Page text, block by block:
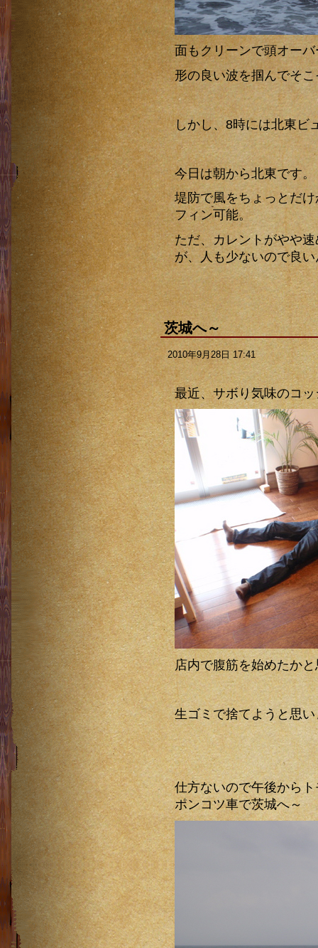
面もクリーンで頭オー
形の良い波を掴んでそ
しかし、8時には北東ビ
今日は朝から北東です。
堤防で風をちょっとだ
フィン可能。
ただ、カレントがやや
が、人も少ないので良
茨城へ～
2010年9月28日 17:41
最近、サボり気味のコ
店内で腹筋を始めたか
生ゴミで捨てようと思
仕方ないので午後から
ポンコツ車で茨城へ～